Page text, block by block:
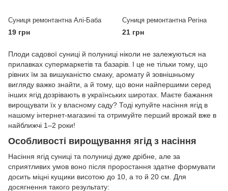
Суниця ремонтантна Алі-Баба
19 грн
Суниця ремонтантна Регіна
21 грн
Плоди садової суниці й полуниці ніколи не залежуються на
прилавках супермаркетів та базарів. І це не тільки тому, що
рівних їм за вишуканістю смаку, аромату й зовнішньому
вигляду важко знайти, а й тому, що вони найпершими серед
інших ягід дозрівають в українських широтах. Маєте бажання
вирощувати їх у власному саду? Тоді купуйте насіння ягід в
нашому інтернет-магазині та отримуйте перший врожай вже в
найближчі 1–2 роки!
Особливості вирощування ягід з насіння
Насіння ягід суниці та полуниці дуже дрібне, але за
сприятливих умов воно після проростання здатне формувати
досить міцні кущики висотою до 10, а то й 20 см. Для
досягнення такого результату: